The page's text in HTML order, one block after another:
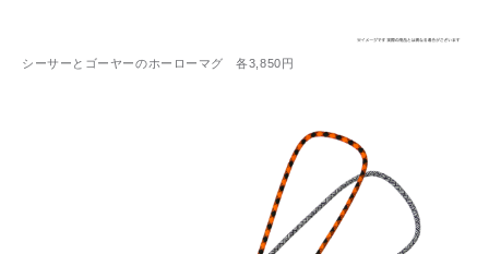
シーサーとゴーヤーのホーローマグ 各3,850円